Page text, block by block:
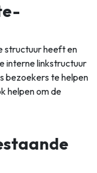
structuur heeft en
interne linkstructuur
bezoekers te helpen
helpen om de